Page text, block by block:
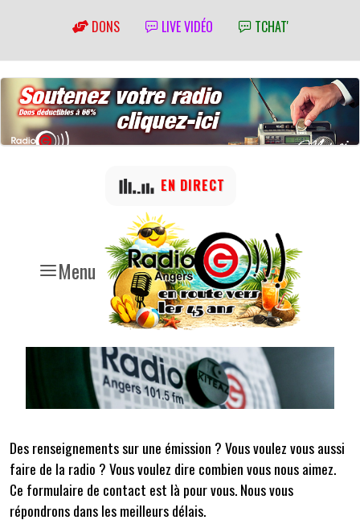
DONS LIVE VIDÉO TCHAT'
Menu
EN DIRECT
Des renseignements sur une émission ? Vous voulez vous aussi
faire de la radio ? Vous voulez dire combien vous nous aimez.
Ce formulaire de contact est là pour vous. Nous vous
répondrons dans les meilleurs délais.